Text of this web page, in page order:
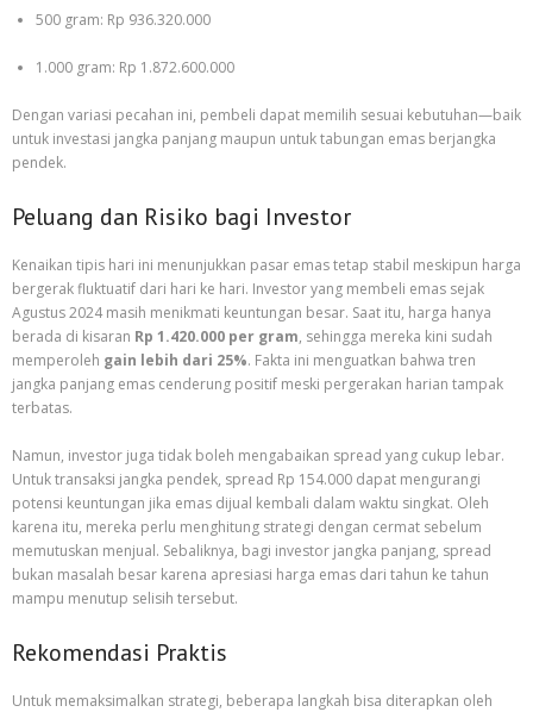
500 gram: Rp 936.320.000
1.000 gram: Rp 1.872.600.000
Dengan variasi pecahan ini, pembeli dapat memilih sesuai kebutuhan—baik
untuk investasi jangka panjang maupun untuk tabungan emas berjangka
pendek.
Peluang dan Risiko bagi Investor
Kenaikan tipis hari ini menunjukkan pasar emas tetap stabil meskipun harga
bergerak fluktuatif dari hari ke hari. Investor yang membeli emas sejak
Agustus 2024 masih menikmati keuntungan besar. Saat itu, harga hanya
berada di kisaran Rp 1.420.000 per gram, sehingga mereka kini sudah
memperoleh gain lebih dari 25%. Fakta ini menguatkan bahwa tren
jangka panjang emas cenderung positif meski pergerakan harian tampak
terbatas.
Namun, investor juga tidak boleh mengabaikan spread yang cukup lebar.
Untuk transaksi jangka pendek, spread Rp 154.000 dapat mengurangi
potensi keuntungan jika emas dijual kembali dalam waktu singkat. Oleh
karena itu, mereka perlu menghitung strategi dengan cermat sebelum
memutuskan menjual. Sebaliknya, bagi investor jangka panjang, spread
bukan masalah besar karena apresiasi harga emas dari tahun ke tahun
mampu menutup selisih tersebut.
Rekomendasi Praktis
Untuk memaksimalkan strategi, beberapa langkah bisa diterapkan oleh